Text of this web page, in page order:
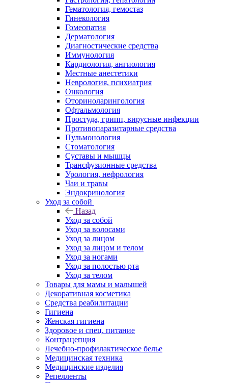
Гематология, гемостаз
Гинекология
Гомеопатия
Дерматология
Диагностические средства
Иммунология
Кардиология, ангиология
Местные анестетики
Неврология, психиатрия
Онкология
Оториноларингология
Офтальмология
Простуда, грипп, вирусные инфекции
Противопаразитарные средства
Пульмонология
Стоматология
Суставы и мышцы
Трансфузионные средства
Урология, нефрология
Чаи и травы
Эндокринология
Уход за собой
Назад
Уход за собой
Уход за волосами
Уход за лицом
Уход за лицом и телом
Уход за ногами
Уход за полостью рта
Уход за телом
Товары для мамы и малышей
Декоративная косметика
Средства реабилитации
Гигиена
Женская гигиена
Здоровое и спец. питание
Контрацепция
Лечебно-профилактическое белье
Медицинская техника
Медицинские изделия
Репелленты